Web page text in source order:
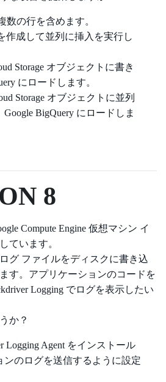
数の行を含めます。
作成して並列に挿入を実行し
Storage オブジェクトに書き
にロードします。
Storage オブジェクトに並列
BigQuery にロードしま
8
Compute Engine 仮想マシン イ
ています。
グ ファイルをディスクに書き込
す。アプリケーションのコードを
Logging でログを表示したい
か？
Logging Agent をインストール
ンのログを送信するように設定